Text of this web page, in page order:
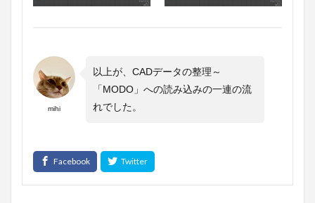
mihi
以上が、CADデータの整理～
「MODO」への読み込みの一連の流
れでした。